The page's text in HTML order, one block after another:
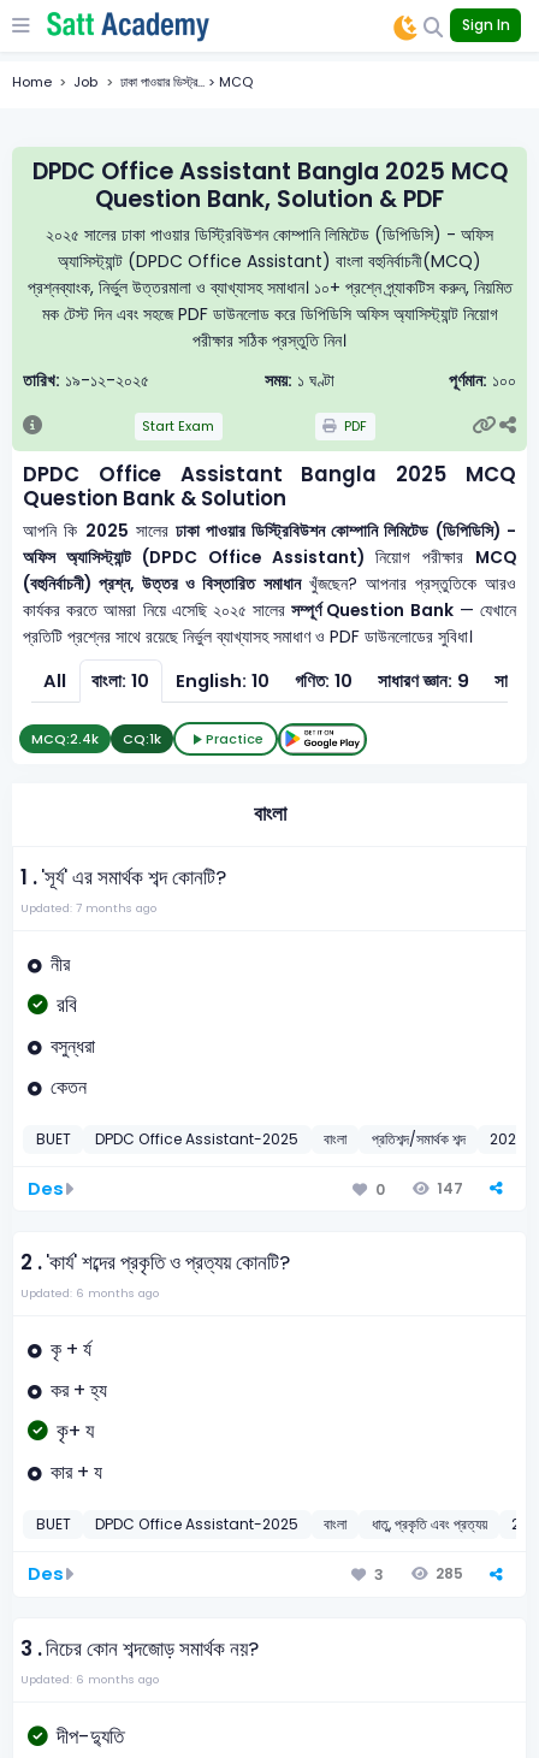
Sign In
Home Job ঢাকা পাওয়ার ডিস্ট্র... > MCQ
DPDC Office Assistant Bangla 2025 MCQ
Question Bank, Solution & PDF
২০২৫ সালের ঢাকা পাওয়ার ডিস্ট্রিবিউশন কোম্পানি লিমিটেড (ডিপিডিসি) - অফিস
অ্যাসিস্ট্যান্ট (DPDC Office Assistant) বাংলা বহুনির্বাচনী(MCQ)
প্রশ্নব্যাংক, নির্ভুল উত্তরমালা ও ব্যাখ্যাসহ সমাধান। ১০+ প্রশ্নে প্র্যাকটিস করুন, নিয়মিত
মক টেস্ট দিন এবং সহজে PDF ডাউনলোড করে ডিপিডিসি অফিস অ্যাসিস্ট্যান্ট নিয়োগ
পরীক্ষার সঠিক প্রস্তুতি নিন।
তারিখ: ১৯-১২-২০২৫ সময়: ১ ঘণ্টা পূর্ণমান: ১০০
Start Exam PDF
DPDC Office Assistant Bangla 2025 MCQ
Question Bank & Solution
আপনি কি 2025 সালের ঢাকা পাওয়ার ডিস্ট্রিবিউশন কোম্পানি লিমিটেড (ডিপিডিসি) -
অফিস অ্যাসিস্ট্যান্ট (DPDC Office Assistant) নিয়োগ পরীক্ষার MCQ
(বহুনির্বাচনী) প্রশ্ন, উত্তর ও বিস্তারিত সমাধানখুঁজছেন? আপনার প্রস্তুতিকে আরও
কার্যকর করতে আমরা নিয়ে এসেছি ২০২৫ সালেরসম্পূর্ণ Question Bank— যেখানে
প্রতিটি প্রশ্নের সাথে রয়েছে নির্ভুল ব্যাখ্যাসহ সমাধাণ ও PDF ডাউনলোডের সুবিধা।
All বাংলা: 10 English: 10 গণিত: 10 সাধারণ জ্ঞান: 9
MCQ:2.4k CQ:1k Practice
বাংলা
1 .'সূর্য' এর সমার্থক শব্দ কোনটি?
Updated: 7 months ago
নীর
রবি
বসুন্ধরা
কেতন
BUET DPDC Office Assistant-2025 বাংলা প্রতিশব্দ/সমার্থক শব্দ 2025
Des 0 147
2 .'কার্য' শব্দের প্রকৃতি ও প্রত্যয় কোনটি?
Updated: 6 months ago
কৃ + র্য
কর + হ্য
কৃ+ য
কার + য
BUET DPDC Office Assistant-2025 বাংলা ধাতু, প্রকৃতি এবং প্রত্যয়
Des 3 285
3 .নিচের কোন শব্দজোড় সমার্থক নয়?
Updated: 6 months ago
দীপ-দ্যুতি